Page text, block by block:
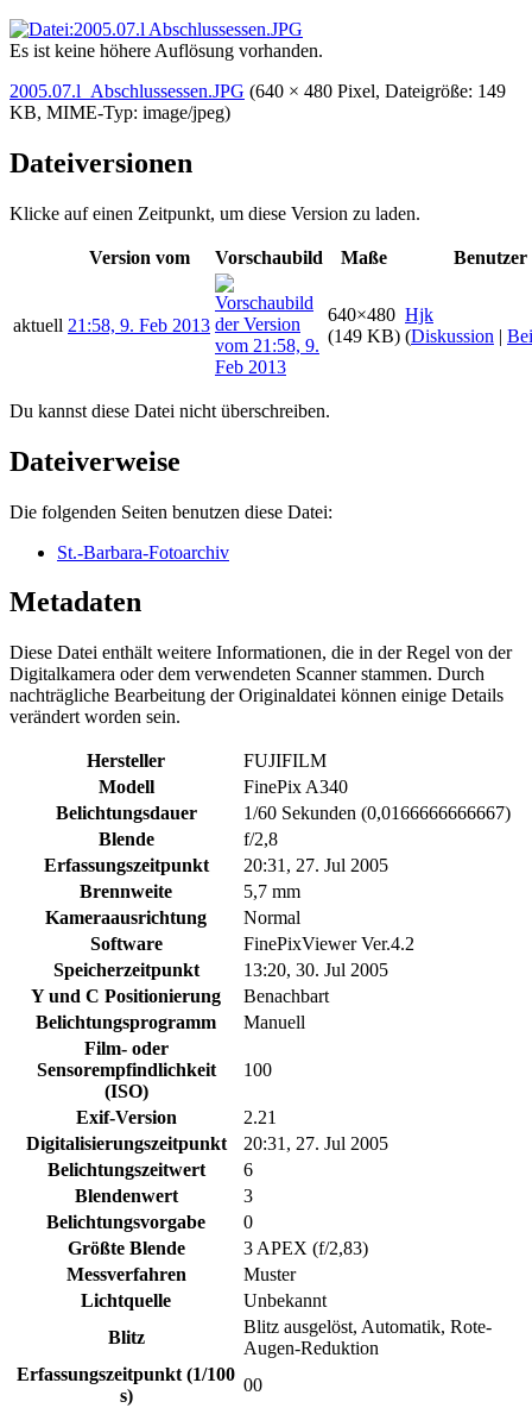
Es ist keine höhere Auflösung vorhanden.
2005.07.l_Abschlussessen.JPG (640 × 480 Pixel, Dateigröße: 149
KB, MIME-Typ: image/jpeg)
Dateiversionen
Klicke auf einen Zeitpunkt, um diese Version zu laden.
Version vom Vorschaubild Maße Benutzer
aktuell 21:58, 9. Feb 2013
640×480
(149 KB)
Hjk
(Diskussion |
Du kannst diese Datei nicht überschreiben.
Dateiverweise
Die folgenden Seiten benutzen diese Datei:
St.-Barbara-Fotoarchiv
Metadaten
Diese Datei enthält weitere Informationen, die in der Regel von der
Digitalkamera oder dem verwendeten Scanner stammen. Durch
nachträgliche Bearbeitung der Originaldatei können einige Details
verändert worden sein.
Hersteller
FUJIFILM
Modell
FinePix A340
Belichtungsdauer
1/60 Sekunden (0,0166666666667)
Blende
f/2,8
Erfassungszeitpunkt
20:31, 27. Jul 2005
Brennweite
5,7 mm
Kameraausrichtung
Normal
Software
FinePixViewer Ver.4.2
Speicherzeitpunkt
13:20, 30. Jul 2005
Y und C Positionierung
Benachbart
Belichtungsprogramm
Manuell
Film- oder
Sensorempfindlichkeit
(ISO)
100
Exif-Version
2.21
Digitalisierungszeitpunkt
20:31, 27. Jul 2005
Belichtungszeitwert
6
Blendenwert
3
Belichtungsvorgabe
0
Größte Blende
3 APEX (f/2,83)
Messverfahren
Muster
Lichtquelle
Unbekannt
Blitz
Blitz ausgelöst, Automatik, Rote-
Augen-Reduktion
Erfassungszeitpunkt (1/100
s)
00